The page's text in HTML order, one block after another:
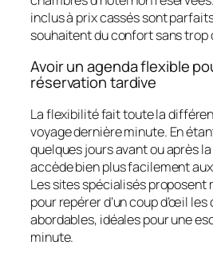
inclus à prix cassés sont
souhaitent du confort sans trop
Avoir un agenda flexible
réservation tardive
La flexibilité fait toute la
voyage dernière minute. En
quelques jours avant ou après
accède bien plus facilement
Les sites spécialisés proposent
pour repérer d’un coup d’œil
abordables, idéales pour une
minute.